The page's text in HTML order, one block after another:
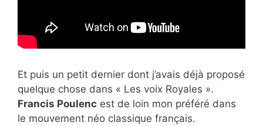
Et puis un petit dernier dont j’avais déjà proposé
quelque chose dans « Les voix Royales ».
Francis Poulenc est de loin mon préféré dans
le mouvement néo classique français.